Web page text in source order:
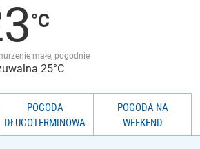
małe, pogodnie
25°C
POGODA
DŁUGOTERMINOWA
POGODA NA
WEEKEND